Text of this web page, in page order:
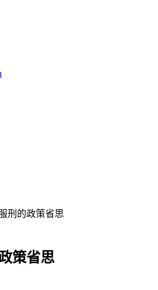
刑的政策省思
策省思